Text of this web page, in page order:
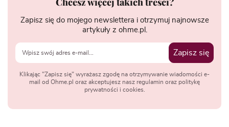
Zapisz się do mojego newslettera i otrzymuj najnowsze
artykuły z ohme.pl.
Zapisz się
Klikając "Zapisz się" wyrażasz zgodę na otrzymywanie wiadomości e-
mail od Ohme.pl oraz akceptujesz nasz regulamin oraz politykę
prywatności i cookies.